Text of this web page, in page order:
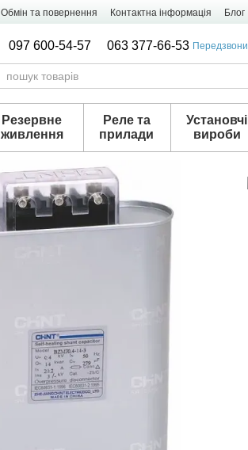
Обмін та повернення Контактна інформація Блог
097 600-54-57 063 377-66-53
Резервне
живлення
Реле та
прилади
Установчі
вироби